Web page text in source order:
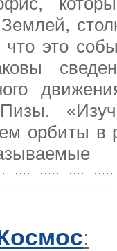
что это
орбиты в
: